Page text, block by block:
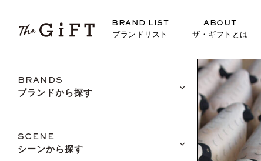
BRAND LIST
ブランドリスト
ABOUT
ザ・ギフトとは
BRANDS
ブランドから探す
SCENE
シーンから探す